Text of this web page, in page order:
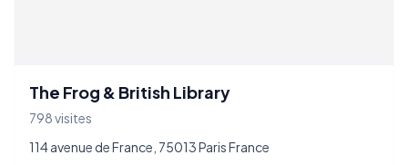
The Frog & British Library
798 visites
114 avenue de France, 75013 Paris France